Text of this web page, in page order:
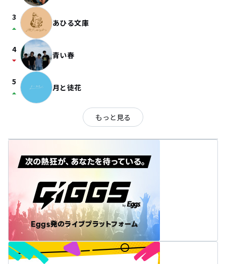
3
arrow_drop_up あひる文庫
4
arrow_drop_down 青い春
5
arrow_drop_up 月と徒花
もっと見る